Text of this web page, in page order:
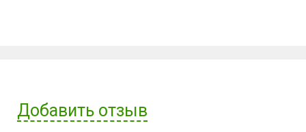
Добавить отзыв